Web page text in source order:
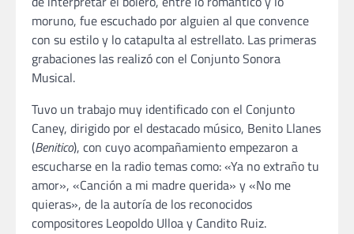
moruno, fue escuchado por alguien al que convence
con su estilo y lo catapulta al estrellato. Las primeras
grabaciones las realizó con el Conjunto Sonora
Musical.
Tuvo un trabajo muy identificado con el Conjunto
Caney, dirigido por el destacado músico, Benito Llanes
(Benitico), con cuyo acompañamiento empezaron a
escucharse en la radio temas como: «Ya no extraño tu
amor», «Canción a mi madre querida» y «No me
quieras», de la autoría de los reconocidos
compositores Leopoldo Ulloa y Candito Ruiz.